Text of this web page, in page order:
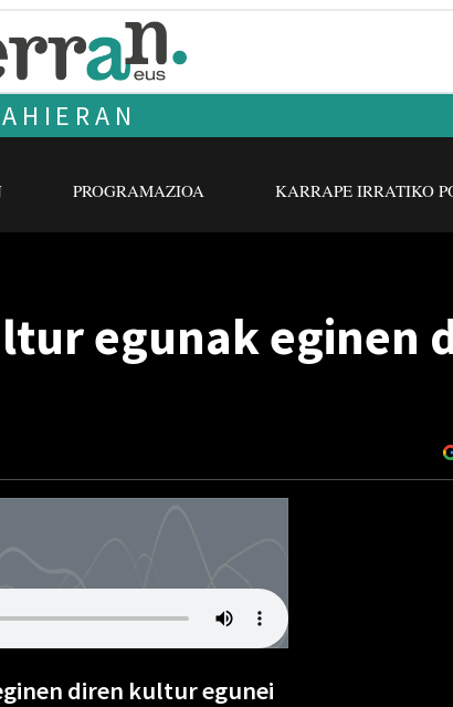
PROGRAMAZIOA KARRAPE IRRATIKO
egunak eginen
diren kultur egunei